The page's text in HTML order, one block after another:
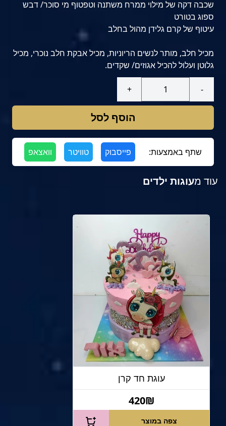
שכבה דקה של מילוי ממרח משתנה וטפטוף מי סוכר/ דבש
ספוג בטורט
עיטוף של קרם גלידן מהול בחלב
מכיל חלב, מותר לנשים הריוניות, מכיל אבקת חלב נוכרי, מכיל
גלוטן ועלול להכיל אגוזים/ שקדים.
-
+
הוסף לסל
שתף באמצעות: פייסבוק טוויטר וואצאפ
עוד מעוגות ילדים
עוגת חד קרן
420₪
צפה במוצר